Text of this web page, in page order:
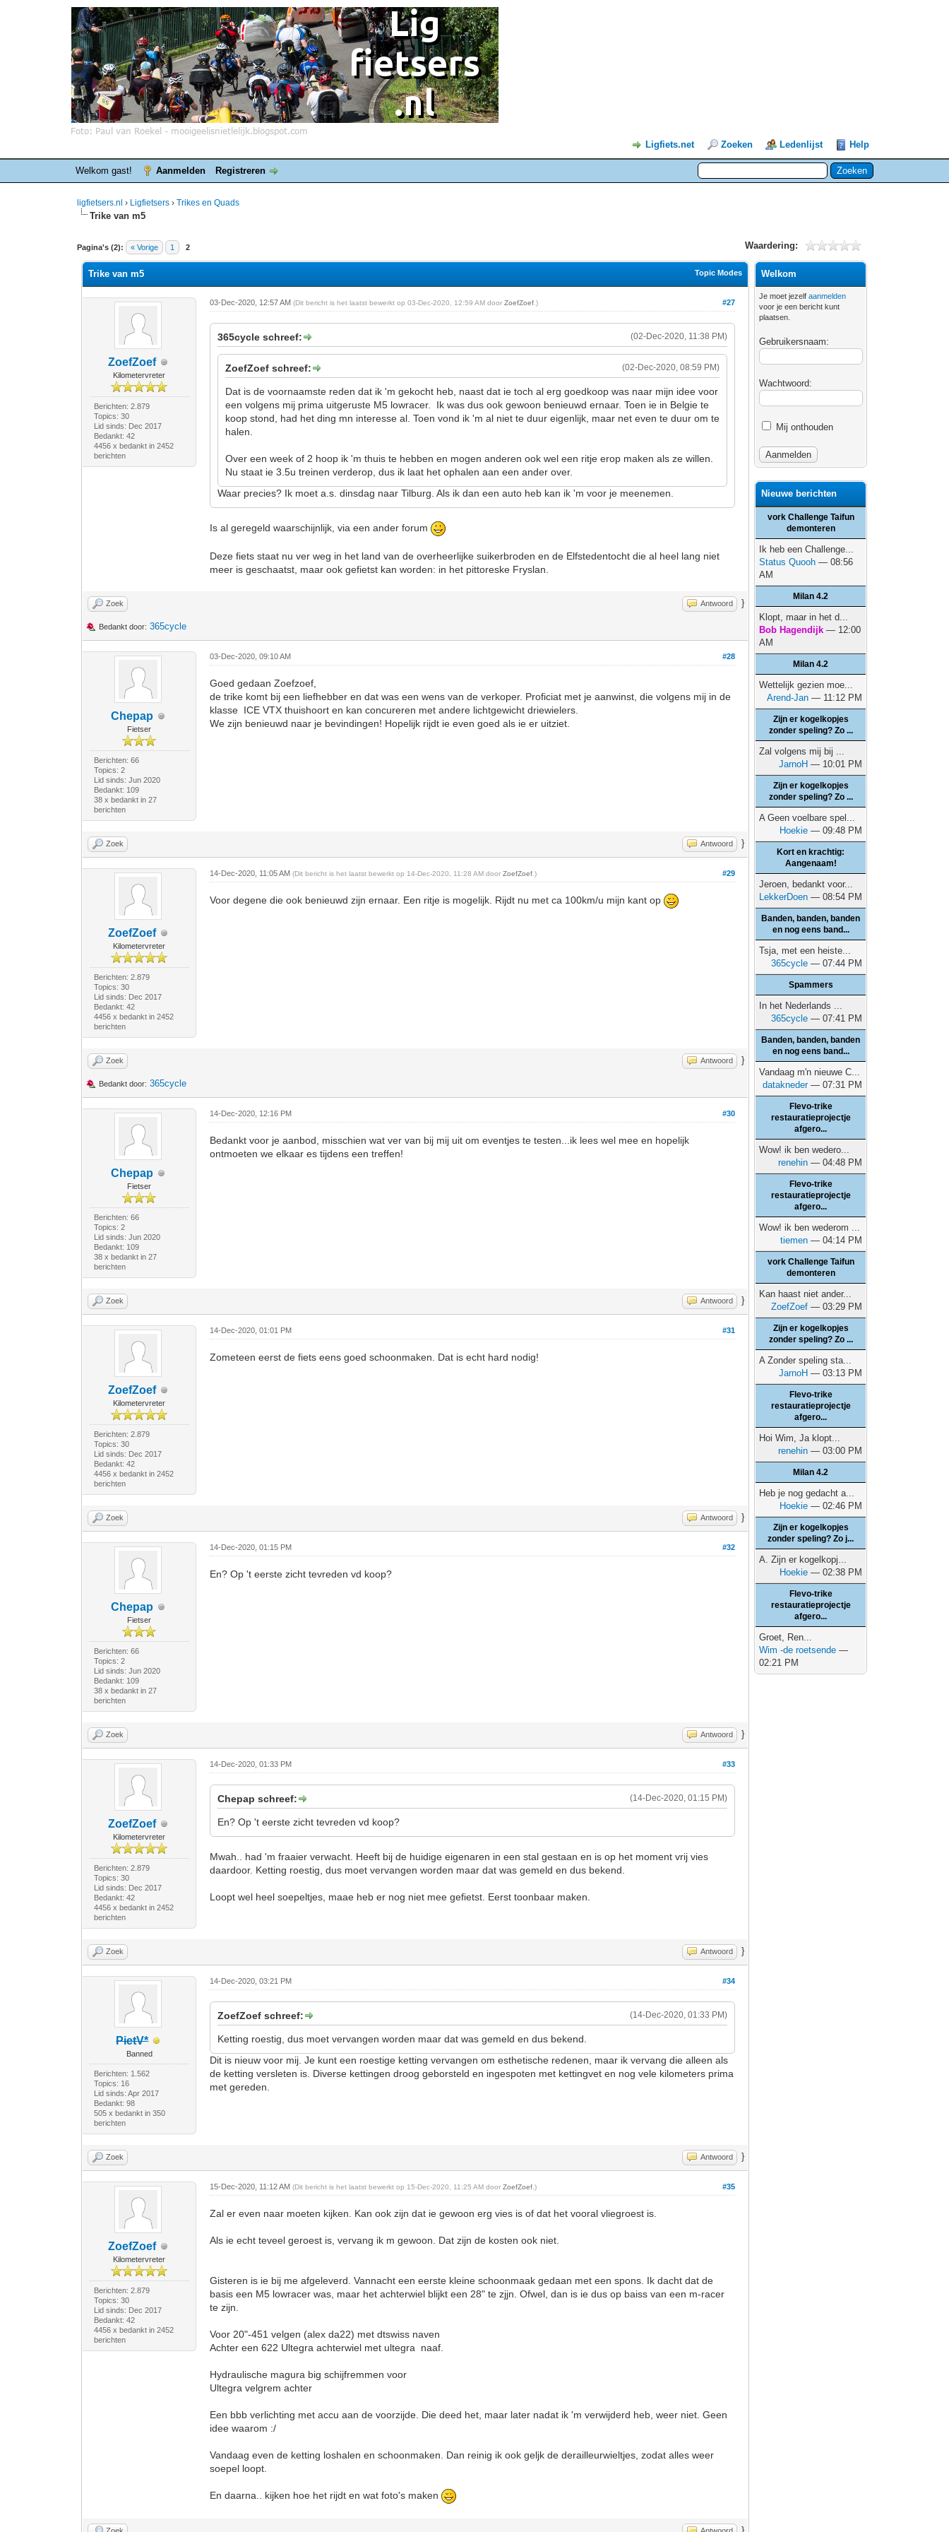
Ligfiets.net Zoeken Ledenlijst Help
Welkom gast! Aanmelden Registreren
ligfietsers.nl › Ligfietsers ›Trikes en Quads
Trike van m5
Pagina's (2): « Vorige 1 2 Waardering:
0 stemmen - gemiddelde waardering is 0
1
2
3
4
5
Topic Modes
Trike van m5
ZoefZoef
Kilometervreter
Berichten: 2.879
Topics: 30
Lid sinds: Dec 2017
Bedankt: 42
4456 x bedankt in 2452
berichten
#27
03-Dec-2020, 12:57 AM(Dit bericht is het laatst bewerkt op 03-Dec-2020, 12:59 AM doorZoefZoef .)
(02-Dec-2020, 11:38 PM)
365cycle schreef:
(02-Dec-2020, 08:59 PM)
ZoefZoef schreef:
Dat is de voornaamste reden dat ik 'm gekocht heb, naast dat ie toch al erg goedkoop was naar mijn idee voor
een volgens mij prima uitgeruste M5 lowracer. Ik was dus ook gewoon benieuwd ernaar. Toen ie in Belgie te
koop stond, had het ding mn interesse al. Toen vond ik 'm al niet te duur eigenlijk, maar net even te duur om te
halen.
Over een week of 2 hoop ik 'm thuis te hebben en mogen anderen ook wel een ritje erop maken als ze willen.
Nu staat ie 3.5u treinen verderop, dus ik laat het ophalen aan een ander over.
Waar precies? Ik moet a.s. dinsdag naar Tilburg. Als ik dan een auto heb kan ik 'm voor je meenemen.
Is al geregeld waarschijnlijk, via een ander forum
Deze fiets staat nu ver weg in het land van de overheerlijke suikerbroden en de Elfstedentocht die al heel lang niet
meer is geschaatst, maar ook gefietst kan worden: in het pittoreske Fryslan.
Zoek Antwoord }
Bedankt door: 365cycle
Chepap
Fietser
Berichten: 66
Topics: 2
Lid sinds: Jun 2020
Bedankt: 109
38 x bedankt in 27
berichten
#28
03-Dec-2020, 09:10 AM
Goed gedaan Zoefzoef,
de trike komt bij een liefhebber en dat was een wens van de verkoper. Proficiat met je aanwinst, die volgens mij in de
klasse ICE VTX thuishoort en kan concureren met andere lichtgewicht driewielers.
We zijn benieuwd naar je bevindingen! Hopelijk rijdt ie even goed als ie er uitziet.
Zoek Antwoord }
ZoefZoef
Kilometervreter
Berichten: 2.879
Topics: 30
Lid sinds: Dec 2017
Bedankt: 42
4456 x bedankt in 2452
berichten
#29
14-Dec-2020, 11:05 AM(Dit bericht is het laatst bewerkt op 14-Dec-2020, 11:28 AM doorZoefZoef .)
Voor degene die ook benieuwd zijn ernaar. Een ritje is mogelijk. Rijdt nu met ca 100km/u mijn kant op
Zoek Antwoord }
Bedankt door: 365cycle
Chepap
Fietser
Berichten: 66
Topics: 2
Lid sinds: Jun 2020
Bedankt: 109
38 x bedankt in 27
berichten
#30
14-Dec-2020, 12:16 PM
Bedankt voor je aanbod, misschien wat ver van bij mij uit om eventjes te testen...ik lees wel mee en hopelijk
ontmoeten we elkaar es tijdens een treffen!
Zoek Antwoord }
ZoefZoef
Kilometervreter
Berichten: 2.879
Topics: 30
Lid sinds: Dec 2017
Bedankt: 42
4456 x bedankt in 2452
berichten
#31
14-Dec-2020, 01:01 PM
Zometeen eerst de fiets eens goed schoonmaken. Dat is echt hard nodig!
Zoek Antwoord }
Chepap
Fietser
Berichten: 66
Topics: 2
Lid sinds: Jun 2020
Bedankt: 109
38 x bedankt in 27
berichten
#32
14-Dec-2020, 01:15 PM
En? Op 't eerste zicht tevreden vd koop?
Zoek Antwoord }
ZoefZoef
Kilometervreter
Berichten: 2.879
Topics: 30
Lid sinds: Dec 2017
Bedankt: 42
4456 x bedankt in 2452
berichten
#33
14-Dec-2020, 01:33 PM
(14-Dec-2020, 01:15 PM)
Chepap schreef:
En? Op 't eerste zicht tevreden vd koop?
Mwah.. had 'm fraaier verwacht. Heeft bij de huidige eigenaren in een stal gestaan en is op het moment vrij vies
daardoor. Ketting roestig, dus moet vervangen worden maar dat was gemeld en dus bekend.
Loopt wel heel soepeltjes, maae heb er nog niet mee gefietst. Eerst toonbaar maken.
Zoek Antwoord }
PietV*
Banned
Berichten: 1.562
Topics: 16
Lid sinds: Apr 2017
Bedankt: 98
505 x bedankt in 350
berichten
#34
14-Dec-2020, 03:21 PM
(14-Dec-2020, 01:33 PM)
ZoefZoef schreef:
Ketting roestig, dus moet vervangen worden maar dat was gemeld en dus bekend.
Dit is nieuw voor mij. Je kunt een roestige ketting vervangen om esthetische redenen, maar ik vervang die alleen als
de ketting versleten is. Diverse kettingen droog geborsteld en ingespoten met kettingvet en nog vele kilometers prima
met gereden.
Zoek Antwoord }
ZoefZoef
Kilometervreter
Berichten: 2.879
Topics: 30
Lid sinds: Dec 2017
Bedankt: 42
4456 x bedankt in 2452
berichten
#35
15-Dec-2020, 11:12 AM(Dit bericht is het laatst bewerkt op 15-Dec-2020, 11:25 AM doorZoefZoef .)
Zal er even naar moeten kijken. Kan ook zijn dat ie gewoon erg vies is of dat het vooral vliegroest is.
Als ie echt teveel geroest is, vervang ik m gewoon. Dat zijn de kosten ook niet.
Gisteren is ie bij me afgeleverd. Vannacht een eerste kleine schoonmaak gedaan met een spons. Ik dacht dat de
basis een M5 lowracer was, maar het achterwiel blijkt een 28" te zjjn. Ofwel, dan is ie dus op baiss van een m-racer
te zijn.
Voor 20"-451 velgen (alex da22) met dtswiss naven
Achter een 622 Ultegra achterwiel met ultegra naaf.
Hydraulische magura big schijfremmen voor
Ultegra velgrem achter
Een bbb verlichting met accu aan de voorzijde. Die deed het, maar later nadat ik 'm verwijderd heb, weer niet. Geen
idee waarom :/
Vandaag even de ketting loshalen en schoonmaken. Dan reinig ik ook geljk de derailleurwieltjes, zodat alles weer
soepel loopt.
En daarna.. kijken hoe het rijdt en wat foto's maken
Welkom
Je moet jezelfaanmelden
voor je een bericht kunt
plaatsen.
Gebruikersnaam:
Wachtwoord:
Mij onthouden
Nieuwe berichten
vork Challenge Taifun
demonteren
Ik heb een Challenge...
Status Quooh — 08:56
AM
Milan 4.2
Klopt, maar in het d...
Bob Hagendijk — 12:00
AM
Milan 4.2
Wettelijk gezien moe...
Arend-Jan — 11:12 PM
Zijn er kogelkopjes
zonder speling? Zo ...
Zal volgens mij bij ...
JarnoH — 10:01 PM
Zijn er kogelkopjes
zonder speling? Zo ...
A Geen voelbare spel...
Hoekie — 09:48 PM
Kort en krachtig:
Aangenaam!
Jeroen, bedankt voor...
LekkerDoen — 08:54 PM
Banden, banden, banden
en nog eens band...
Tsja, met een heiste...
365cycle — 07:44 PM
Spammers
In het Nederlands ...
365cycle — 07:41 PM
Banden, banden, banden
en nog eens band...
Vandaag m'n nieuwe C...
datakneder— 07:31 PM
Flevo-trike
restauratieprojectje
afgero...
Wow! ik ben wedero...
renehin — 04:48 PM
Flevo-trike
restauratieprojectje
afgero...
Wow! ik ben wederom ...
tiemen — 04:14 PM
vork Challenge Taifun
demonteren
Kan haast niet ander...
ZoefZoef — 03:29 PM
Zijn er kogelkopjes
zonder speling? Zo ...
A Zonder speling sta...
JarnoH — 03:13 PM
Flevo-trike
restauratieprojectje
afgero...
Hoi Wim, Ja klopt...
renehin — 03:00 PM
Milan 4.2
Heb je nog gedacht a...
Hoekie — 02:46 PM
Zijn er kogelkopjes
zonder speling? Zo j...
A. Zijn er kogelkopj...
Hoekie — 02:38 PM
Flevo-trike
restauratieprojectje
afgero...
Groet, Ren...
Wim -de roetsende —
02:21 PM